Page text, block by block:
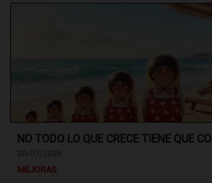
NO TODO LO QUE CRECE TIENE QUE
MEJORAS